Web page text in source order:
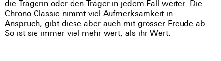
die Trägerin oder den Träger in jedem Fall weiter. Die
Chrono Classic nimmt viel Aufmerksamkeit in
Anspruch, gibt diese aber auch mit grosser Freude ab.
So ist sie immer viel mehr wert, als ihr Wert.